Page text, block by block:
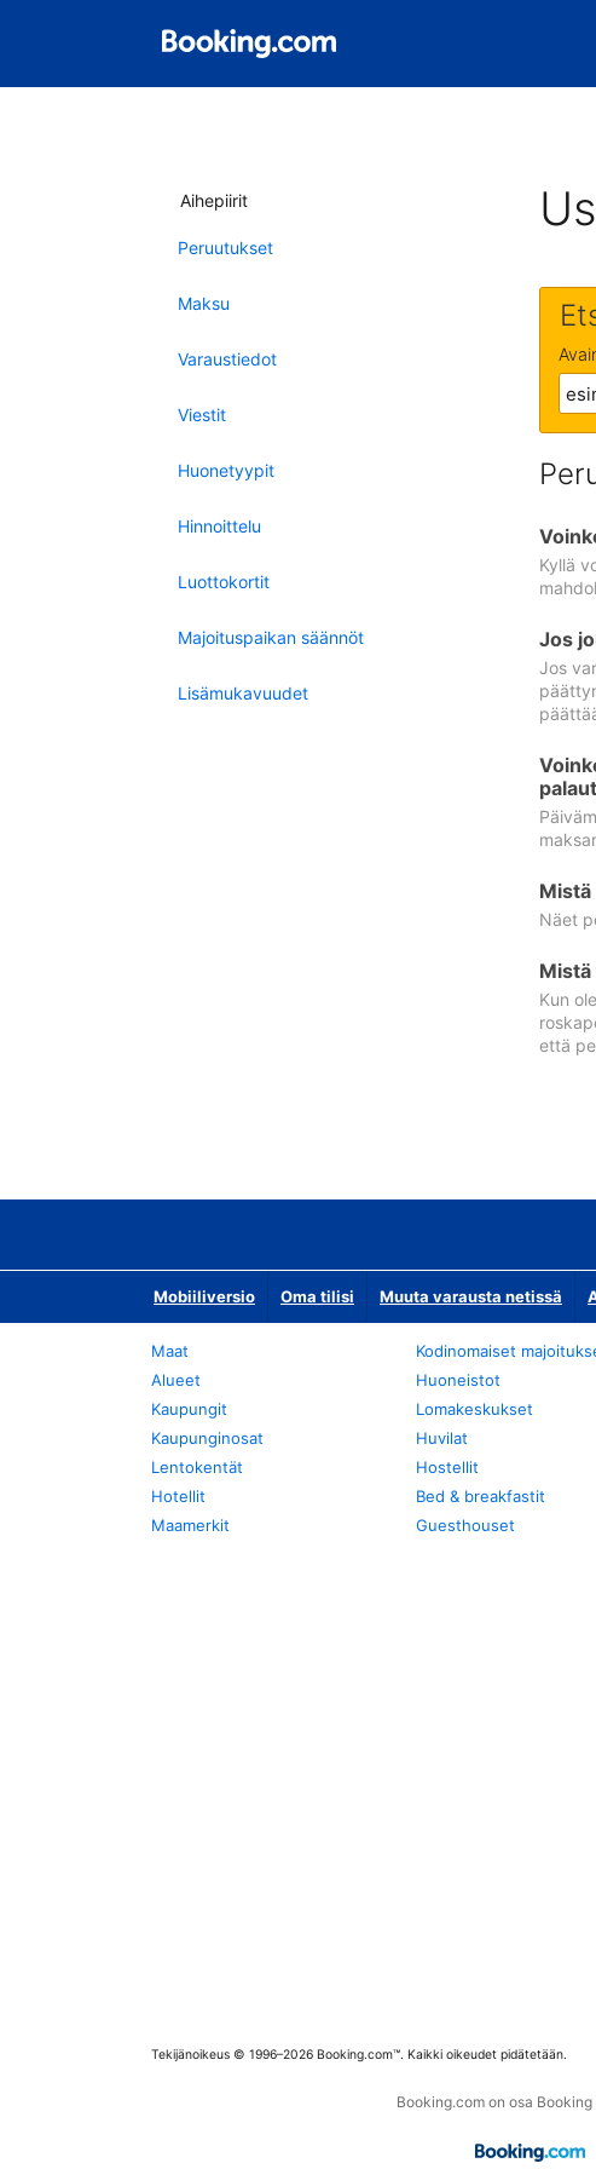
Aihepiirit
Peruutukset
Maksu
Varaustiedot
Viestit
Huonetyypit
Hinnoittelu
Luottokortit
Majoituspaikan säännöt
Lisämukavuudet
Kyllä
Jos
Jos
Näet
Kun
että
Mobiiliversio Oma tilisi Muuta varausta netissä
Maat
Alueet
Kaupungit
Kaupunginosat
Lentokentät
Hotellit
Maamerkit
Kodinomaiset
Huoneistot
Lomakeskukset
Huvilat
Hostellit
Bed & breakfastit
Guesthouset
Tekijänoikeus © 1996–2026 Booking.com™. Kaikki oikeudet pidätetään.
Booking.com on osa